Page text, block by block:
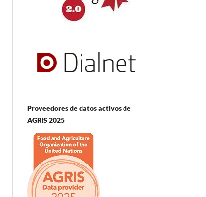
Proveedores de datos activos de
AGRIS 2025